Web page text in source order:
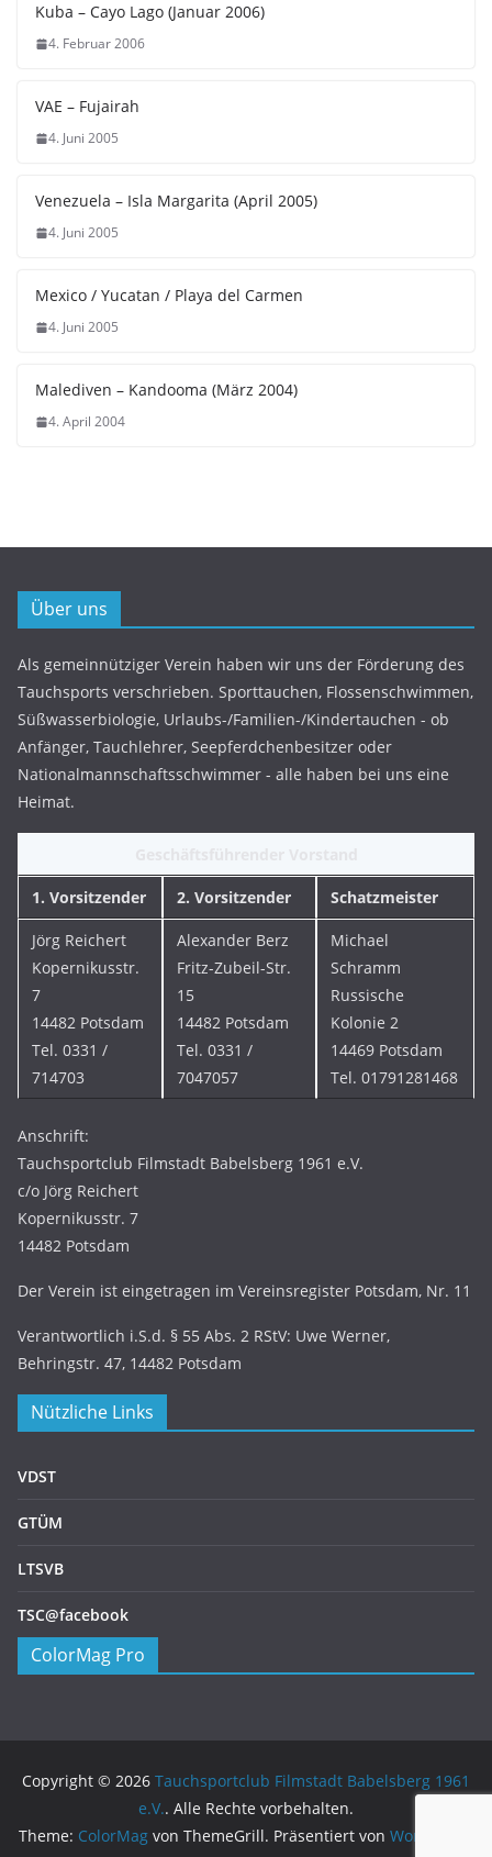
Kuba – Cayo Lago (Januar 2006)
4. Februar 2006
VAE – Fujairah
4. Juni 2005
Venezuela – Isla Margarita (April 2005)
4. Juni 2005
Mexico / Yucatan / Playa del Carmen
4. Juni 2005
Malediven – Kandooma (März 2004)
4. April 2004
Über uns
Als gemeinnütziger Verein haben wir uns der Förderung des
Tauchsports verschrieben. Sporttauchen, Flossenschwimmen,
Süßwasserbiologie, Urlaubs-/Familien-/Kindertauchen - ob
Anfänger, Tauchlehrer, Seepferdchenbesitzer oder
Nationalmannschaftsschwimmer - alle haben bei uns eine
Heimat.
1. Vorsitzender 2. Vorsitzender Schatzmeister
Jörg Reichert
Kopernikusstr.
7
14482 Potsdam
Tel. 0331 /
714703
Alexander Berz
Fritz-Zubeil-Str.
15
14482 Potsdam
Tel. 0331 /
7047057
Michael
Schramm
Russische
Kolonie 2
14469 Potsdam
Tel. 01791281468
Anschrift:
Tauchsportclub Filmstadt Babelsberg 1961 e.V.
c/o Jörg Reichert
Kopernikusstr. 7
14482 Potsdam
Der Verein ist eingetragen im Vereinsregister Potsdam, Nr. 11
Verantwortlich i.S.d. § 55 Abs. 2 RStV: Uwe Werner,
Behringstr. 47, 14482 Potsdam
Nützliche Links
VDST
GTÜM
LTSVB
TSC@facebook
ColorMag Pro
Copyright © 2026 Tauchsportclub Filmstadt Babelsberg 1961
e.V.. Alle Rechte vorbehalten.
Theme: ColorMag von ThemeGrill. Präsentiert von WordPress